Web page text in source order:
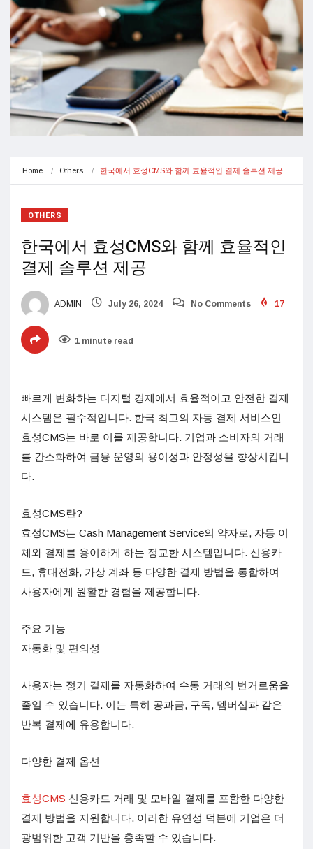
Home Others 한국에서 효성CMS와 함께 효율적인 결제 솔루션 제공
OTHERS
한국에서 효성CMS와 함께 효율적인
결제 솔루션 제공
ADMIN July 26, 2024 No Comments 17
1 minute read
빠르게 변화하는 디지털 경제에서 효율적이고 안전한 결제
시스템은 필수적입니다. 한국 최고의 자동 결제 서비스인
효성CMS는 바로 이를 제공합니다. 기업과 소비자의 거래
를 간소화하여 금융 운영의 용이성과 안정성을 향상시킵니
다.
효성CMS란?
효성CMS는 Cash Management Service의 약자로, 자동 이
체와 결제를 용이하게 하는 정교한 시스템입니다. 신용카
드, 휴대전화, 가상 계좌 등 다양한 결제 방법을 통합하여
사용자에게 원활한 경험을 제공합니다.
주요 기능
자동화 및 편의성
사용자는 정기 결제를 자동화하여 수동 거래의 번거로움을
줄일 수 있습니다. 이는 특히 공과금, 구독, 멤버십과 같은
반복 결제에 유용합니다.
다양한 결제 옵션
효성CMS 신용카드 거래 및 모바일 결제를 포함한 다양한
결제 방법을 지원합니다. 이러한 유연성 덕분에 기업은 더
광범위한 고객 기반을 충족할 수 있습니다.